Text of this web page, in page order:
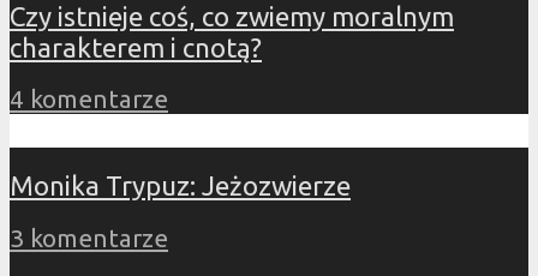
Czy istnieje coś, co zwiemy moralnym
charakterem i cnotą?
4 komentarze
Monika Trypuz: Jeżozwierze
3 komentarze